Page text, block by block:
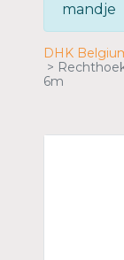
mandje
DHK
6m